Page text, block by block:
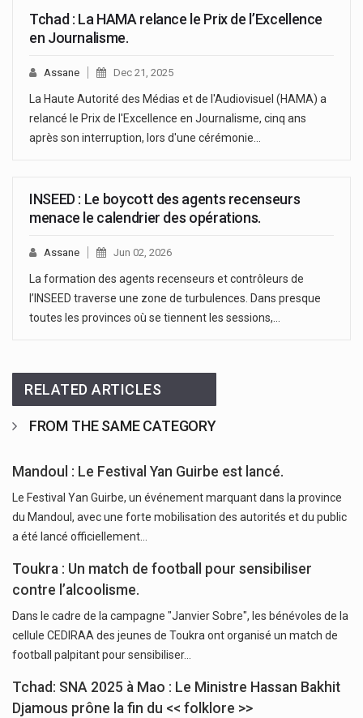
Tchad : La HAMA relance le Prix de l’Excellence
en Journalisme.
Assane Dec 21, 2025
La Haute Autorité des Médias et de l'Audiovisuel (HAMA) a
relancé le Prix de l'Excellence en Journalisme, cinq ans
après son interruption, lors d'une cérémonie…
INSEED : Le boycott des agents recenseurs
menace le calendrier des opérations.
Assane Jun 02, 2026
La formation des agents recenseurs et contrôleurs de
l’INSEED traverse une zone de turbulences. Dans presque
toutes les provinces où se tiennent les sessions,…
RELATED ARTICLES
FROM THE SAME CATEGORY
Mandoul : Le Festival Yan Guirbe est lancé.
Le Festival Yan Guirbe, un événement marquant dans la province
du Mandoul, avec une forte mobilisation des autorités et du public
a été lancé officiellement…
Toukra : Un match de football pour sensibiliser
contre l’alcoolisme.
Dans le cadre de la campagne "Janvier Sobre", les bénévoles de la
cellule CEDIRAA des jeunes de Toukra ont organisé un match de
football palpitant pour sensibiliser…
Tchad: SNA 2025 à Mao : Le Ministre Hassan Bakhit
Djamous prône la fin du << folklore >>